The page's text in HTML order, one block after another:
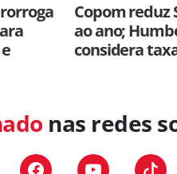
Copom reduz
ao ano;
considera
nas redes